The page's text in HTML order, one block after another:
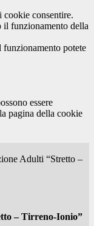
cookie consentire.
il funzionamento della
funzionamento potete
essere
pagina della cookie
Adulti “Stretto –
– Tirreno-Ionio”